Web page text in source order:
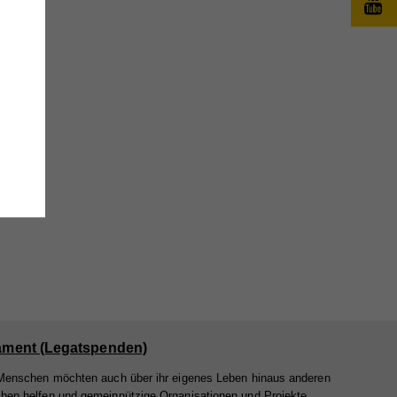
(Legatspenden)
möchten auch über ihr eigenes Leben hinaus anderen